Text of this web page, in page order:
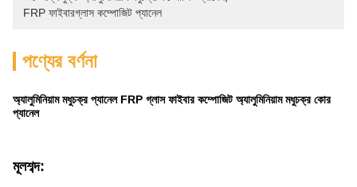
FRP ফাইবারগ্লাস কম্পোজিট প্যানেল
পণ্যের বর্ণনা
অ্যালুমিনিয়াম মধুচক্র প্যানেল FRP গ্লাস ফাইবার কম্পোজিট অ্যালুমিনিয়াম মধুচক্র কোর
প্যানেল
মূলশব্দ: